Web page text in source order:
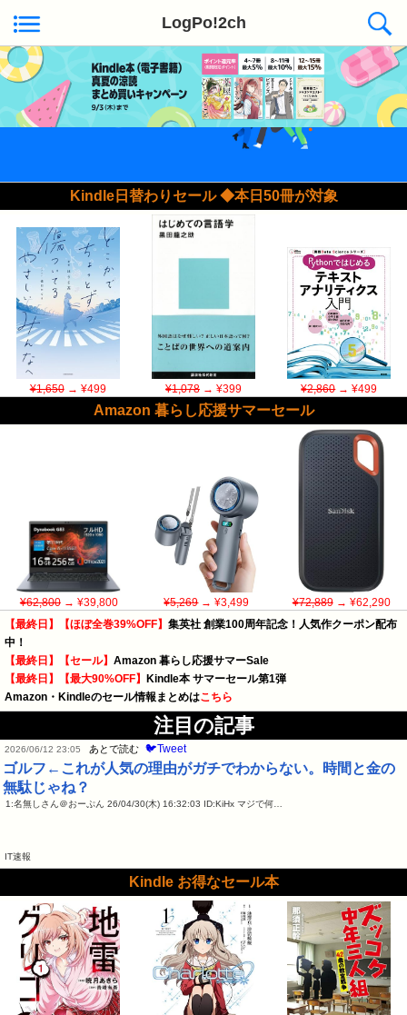
LogPo!2ch
Kindle日替わりセール ◆本日50冊が対象
¥1,650→ ¥499 ¥1,078→ ¥399 ¥2,860→ ¥499
Amazon 暮らし応援サマーセール
¥62,800→ ¥39,800 ¥5,269→ ¥3,499 ¥72,889→ ¥62,290
【最終日】【ほぼ全巻39%OFF】 集英社 創業100周年記念！人気作クーポン配布
中！
【最終日】【セール】 Amazon 暮らし応援サマーSale
【最終日】【最大90%OFF】
Kindle本 サマーセール第1弾
Amazon・Kindleのセール情報まとめはこちら
注目の記事
2026/06/12 23:05 あとで読む 🐦Tweet
ゴルフ←これが人気の理由がガチでわからない。時間と金の
無駄じゃね？
1:名無しさん＠おーぷん 26/04/30(木) 16:32:03 ID:KiHx マジで何…
IT速報
Kindle お得なセール本